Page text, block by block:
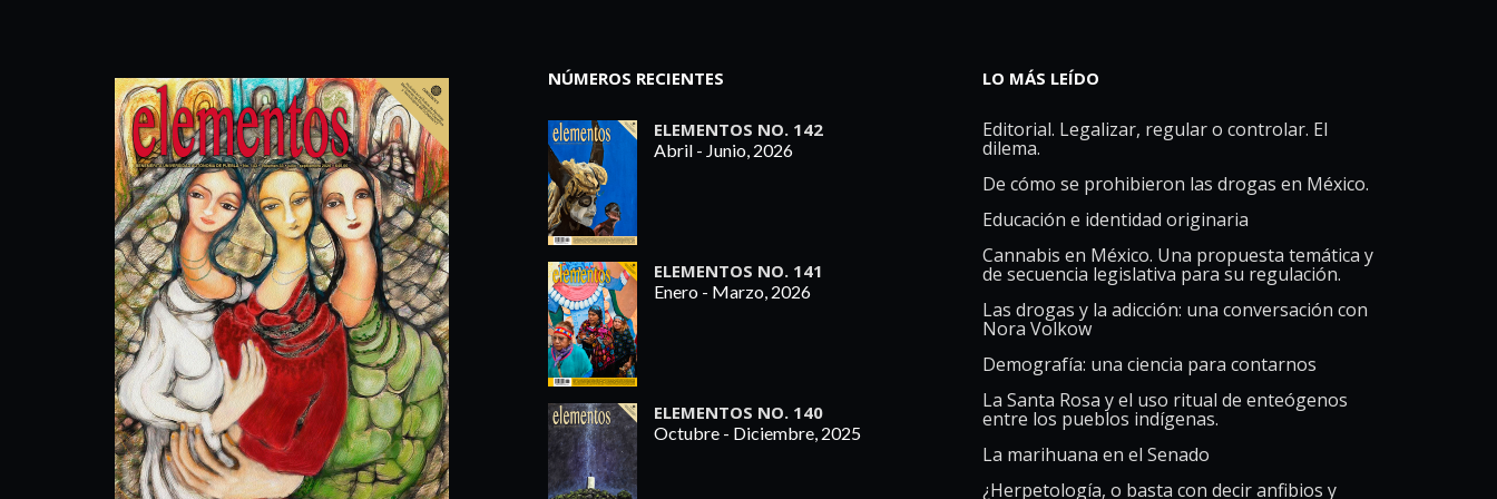
NÚMEROS RECIENTES
ELEMENTOS NO. 142
Abril - Junio, 2026
ELEMENTOS NO. 141
Enero - Marzo, 2026
ELEMENTOS NO. 140
Octubre - Diciembre, 2025
LO MÁS LEÍDO
Editorial. Legalizar, regular o controlar. El
dilema.
De cómo se prohibieron las drogas en México.
Educación e identidad originaria
Cannabis en México. Una propuesta temática y
de secuencia legislativa para su regulación.
Las drogas y la adicción: una conversación con
Nora Volkow
Demografía: una ciencia para contarnos
La Santa Rosa y el uso ritual de enteógenos
entre los pueblos indígenas.
La marihuana en el Senado
¿Herpetología, o basta con decir anfibios y